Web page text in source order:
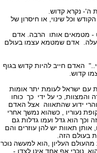
ה'- נקרא קדוש.
וכל שינוי, או חיסרון של
מטמאים אותו הרבה. אדם
אדם שמטמא עצמו בעולם
האדם חייב להיות קדוש בגוף
קדוש.
עם ישראל לעומת יתר אומות
כי על ידי כך כוחו
ידוע שהתאווה אצל האדם
נעוריו , כשהוא נמשך אחרי
וכך הוא גדל ועמו גדלות גם
תאוות יש להן עוזרים והם
בעולם הזה.
העליון ,הוא למעשה
נוכרי אף אחד אינו לצדו -